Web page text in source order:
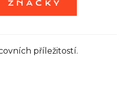
ZNAČKY
příležitostí.